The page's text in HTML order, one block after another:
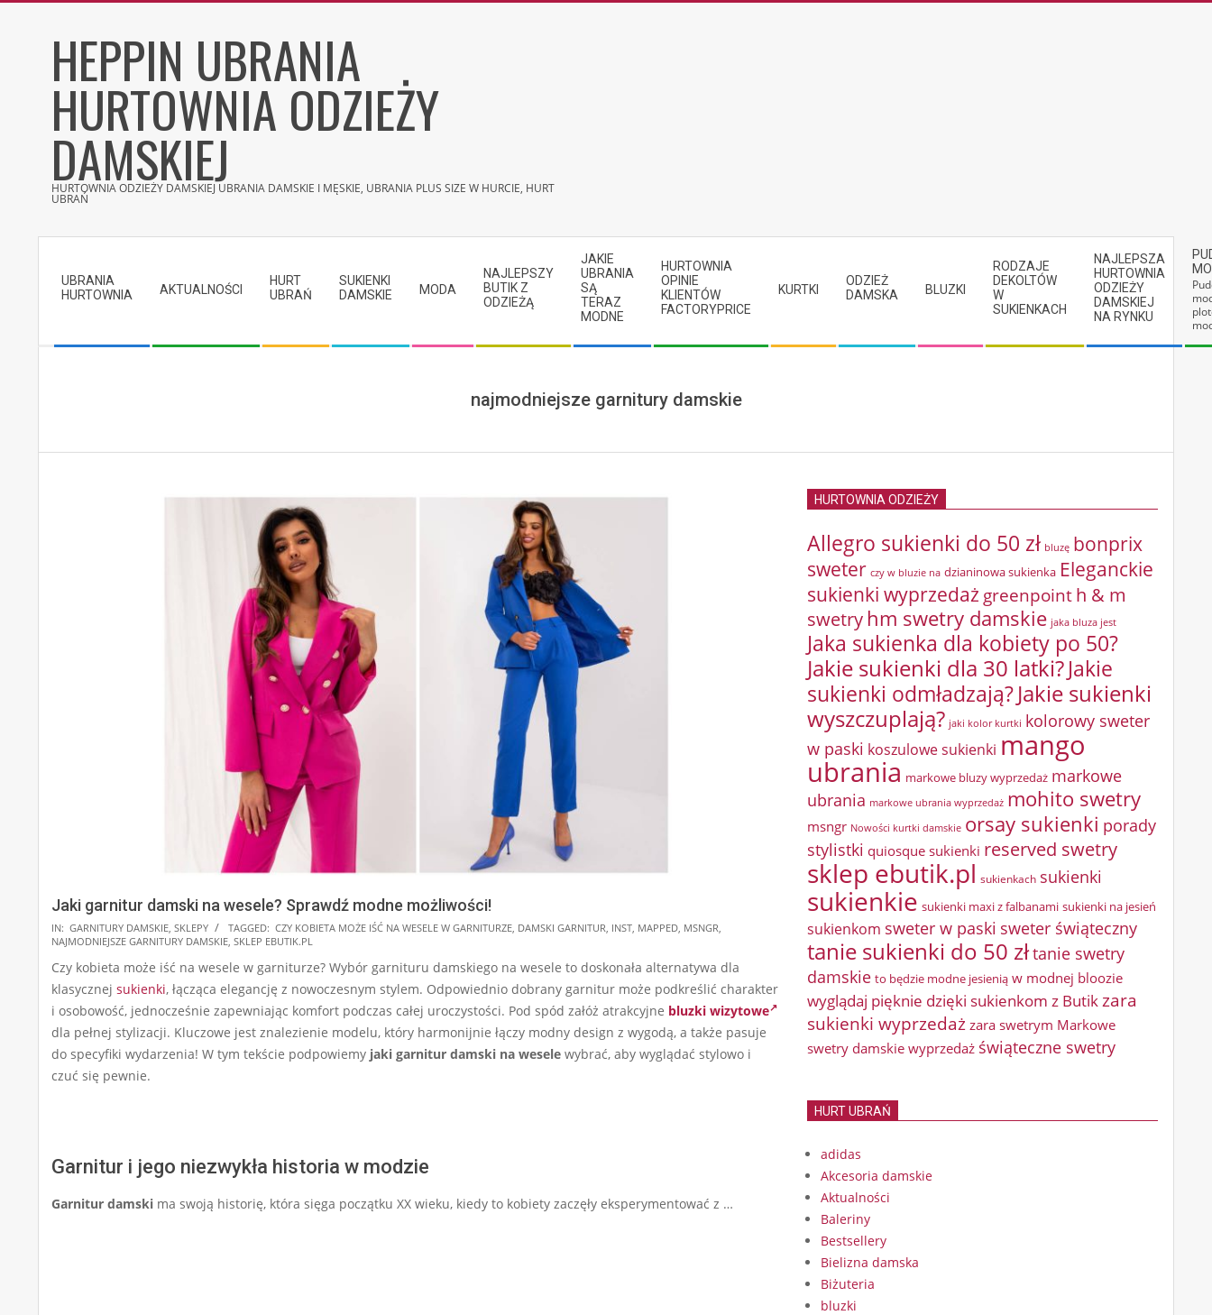
HEPPIN UBRANIA
HURTOWNIA ODZIEŻY
DAMSKIEJ
HURTOWNIA ODZIEŻY DAMSKIEJ UBRANIA DAMSKIE I MĘSKIE, UBRANIA PLUS SIZE W HURCIE, HURT
UBRAŃ
Menu
UBRANIA
HURTOWNIA
AKTUALNOŚCI
HURT
UBRAŃ
SUKIENKI
DAMSKIE
MODA
NAJLEPSZY
BUTIK Z
ODZIEŻĄ
JAKIE
UBRANIA
SĄ
TERAZ
MODNE
HURTOWNIA
OPINIE
KLIENTÓW
FACTORYPRICE
KURTKI
ODZIEŻ
DAMSKA
BLUZKI
RODZAJE
DEKOLTÓW
W
SUKIENKACH
NAJLEPSZA
HURTOWNIA
ODZIEŻY
DAMSKIEJ
NA RYNKU
najmodniejsze garnitury damskie
Jaki garnitur damski na wesele? Sprawdź modne możliwości!
2025-
09-
10
IN: GARNITURY DAMSKIE, SKLEPY TAGGED: CZY KOBIETA MOŻE IŚĆ NA WESELE W GARNITURZE, DAMSKI GARNITUR, INST, MAPPED, MSNGR,
NAJMODNIEJSZE GARNITURY DAMSKIE, SKLEP EBUTIK.PL
Czy kobieta może iść na wesele w garniturze? Wybór garnituru damskiego na wesele to doskonała alternatywa dla
klasycznej sukienki, łącząca elegancję z nowoczesnym stylem. Odpowiednio dobrany garnitur może podkreślić charakter
i osobowość, jednocześnie zapewniając komfort podczas całej uroczystości. Pod spód załóż atrakcyjne bluzki wizytowe
dla pełnej stylizacji. Kluczowe jest znalezienie modelu, który harmonijnie łączy modny design z wygodą, a także pasuje
do specyfiki wydarzenia! W tym tekście podpowiemy jaki garnitur damski na wesele wybrać, aby wyglądać stylowo i
czuć się pewnie.
Garnitur i jego niezwykła historia w modzie
Garnitur damski ma swoją historię, która sięga początku XX wieku, kiedy to kobiety zaczęły eksperymentować z …
HURTOWNIA ODZIEŻY
Allegro sukienki do 50 zł bluzę bonprix
sweter czy w bluzie na dzianinowa sukienka Eleganckie
sukienki wyprzedaż greenpointh & m
swetryhm swetry damskie jaka bluza jest
Jaka sukienka dla kobiety po 50?
Jakie sukienki dla 30 latki?Jakie
sukienki odmładzają?Jakie sukienki
wyszczuplają? jaki kolor kurtki kolorowy sweter
w paski koszulowe sukienki mango
ubrania markowe bluzy wyprzedaż markowe
ubrania markowe ubrania wyprzedaż mohito swetry
msngr Nowości kurtki damskie orsay sukienki porady
stylistki quiosque sukienki reserved swetry
sklep ebutik.pl sukienkach sukienki
sukienkie sukienki maxi z falbanami sukienki na jesień
sukienkom sweter w paski sweter świąteczny
tanie sukienki do 50 złtanie swetry
damskie to będzie modne jesienią w modnej bloozie
wyglądaj pięknie dzięki sukienkom z Butikzara
sukienki wyprzedażzara swetrym Markowe
swetry damskie wyprzedaż świąteczne swetry
HURT UBRAŃ
adidas
Akcesoria damskie
Aktualności
Baleriny
Bestsellery
Bielizna damska
Biżuteria
bluzki